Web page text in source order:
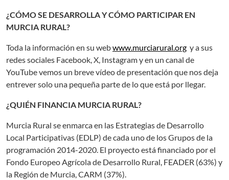
¿CÓMO SE DESARROLLA Y CÓMO PARTICIPAR EN
MURCIA RURAL?
Toda la información en su webwww.murciarural.org y a sus
redes sociales Facebook, X, Instagram y en un canal de
YouTube vemos un breve vídeo de presentación que nos deja
entrever solo una pequeña parte de lo que está por llegar.
¿QUIÉN FINANCIA MURCIA RURAL?
Murcia Rural se enmarca en las Estrategias de Desarrollo
Local Participativas (EDLP) de cada uno de los Grupos de la
programación 2014-2020. El proyecto está financiado por el
Fondo Europeo Agrícola de Desarrollo Rural, FEADER (63%) y
la Región de Murcia, CARM (37%).